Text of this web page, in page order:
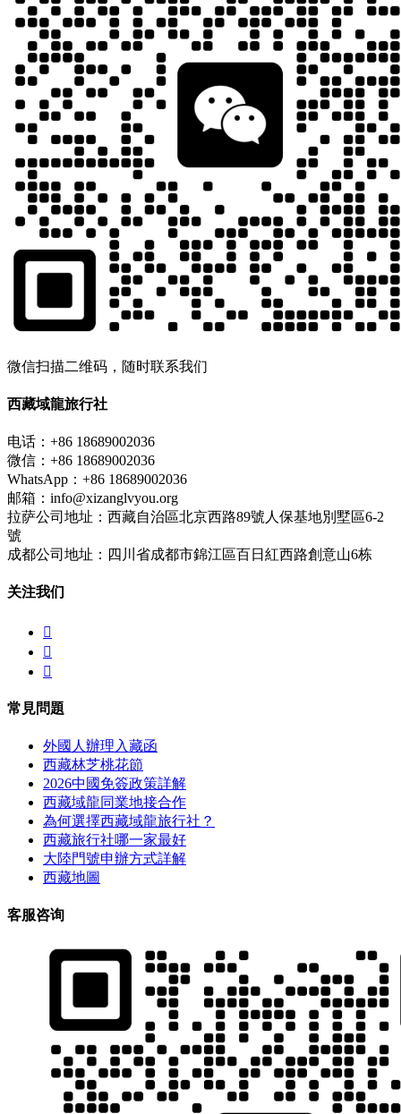
微信扫描二维码，随时联系我们
西藏域龍旅行社
电话：+86 18689002036
微信：+86 18689002036
WhatsApp：+86 18689002036
邮箱：info@xizanglvyou.org
拉萨公司地址：西藏自治區北京西路89號人保基地別墅區6-2
號
成都公司地址：四川省成都市錦江區百日紅西路創意山6栋
关注我们



常見問題
外國人辦理入藏函
西藏林芝桃花節
2026中國免簽政策詳解
西藏域龍同業地接合作
為何選擇西藏域龍旅行社？
西藏旅行社哪一家最好
大陸門號申辦方式詳解
西藏地圖
客服咨询